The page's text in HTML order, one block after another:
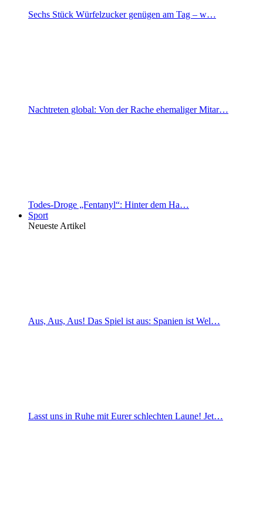
Sechs Stück Würfelzucker genügen am Tag – w…
Nachtreten global: Von der Rache ehemaliger Mitar…
Todes-Droge „Fentanyl“: Hinter dem Ha…
Sport
Neueste Artikel
Aus, Aus, Aus! Das Spiel ist aus: Spanien ist Wel…
Lasst uns in Ruhe mit Eurer schlechten Laune! Jet…